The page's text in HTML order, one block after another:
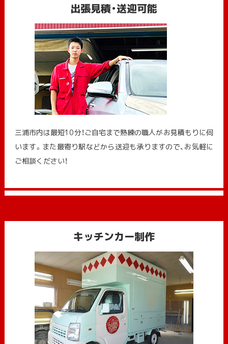
出張見積・送迎可能
三浦市内は最短10分！ご自宅まで熟練の職人がお見積もりに伺
います。また最寄り駅などから送迎も承りますので、お気軽に
ご相談ください！
キッチンカー制作